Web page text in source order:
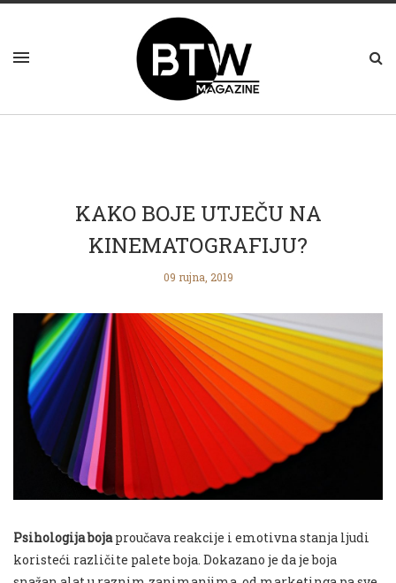
KAKO BOJE UTJEČU NA
KINEMATOGRAFIJU?
09 rujna, 2019
Psihologija bojaproučava reakcije i emotivna stanja ljudi
koristeći različite palete boja. Dokazano je da je boja